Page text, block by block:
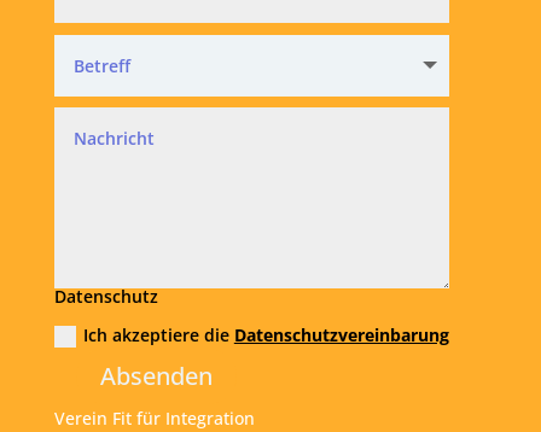
Datenschutz
Ich akzeptiere die Datenschutzvereinbarung
Absenden
Verein Fit für Integration